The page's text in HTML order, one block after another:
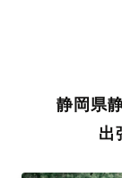
ありのままの空
料金は全国どこ
リジナルの研修
ィを身につけた
静岡県
出